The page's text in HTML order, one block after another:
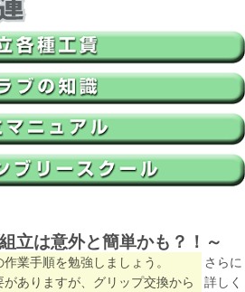
立は意外と簡単かも？！～
業手順を勉強しましょう。
ありますが、グリップ交換から
さらに
詳しく